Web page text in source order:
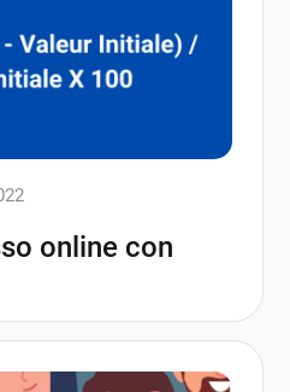
online con